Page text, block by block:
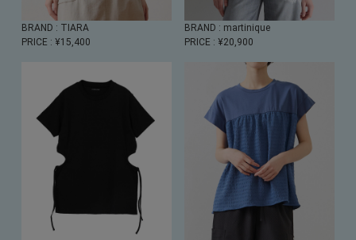
BRAND : TIARA
PRICE : ¥15,400
BRAND : martinique
PRICE : ¥20,900